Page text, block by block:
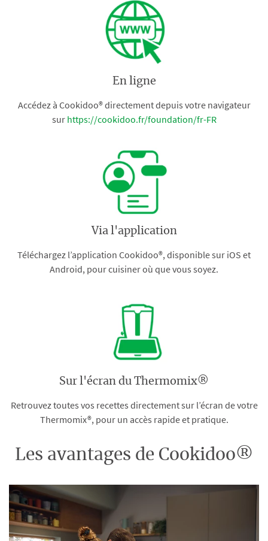
En ligne
Accédez à Cookidoo® directement depuis votre navigateur
sur https://cookidoo.fr/foundation/fr-FR
Via l'application
Téléchargez l’application Cookidoo®, disponible sur iOS et
Android, pour cuisiner où que vous soyez.
Sur l'écran du Thermomix®
Retrouvez toutes vos recettes directement sur l’écran de votre
Thermomix®, pour un accès rapide et pratique.
Les avantages de Cookidoo®